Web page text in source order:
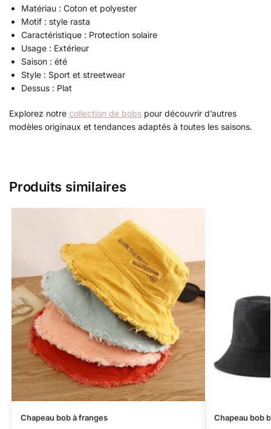
Matériau : Coton et polyester
Motif : style rasta
Caractéristique : Protection solaire
Usage : Extérieur
Saison : été
Style : Sport et streetwear
Dessus : Plat
Explorez notre collection de bobs pour découvrir d’autres
modèles originaux et tendances adaptés à toutes les saisons.
Produits similaires
Chapeau bob à franges Chapeau bob